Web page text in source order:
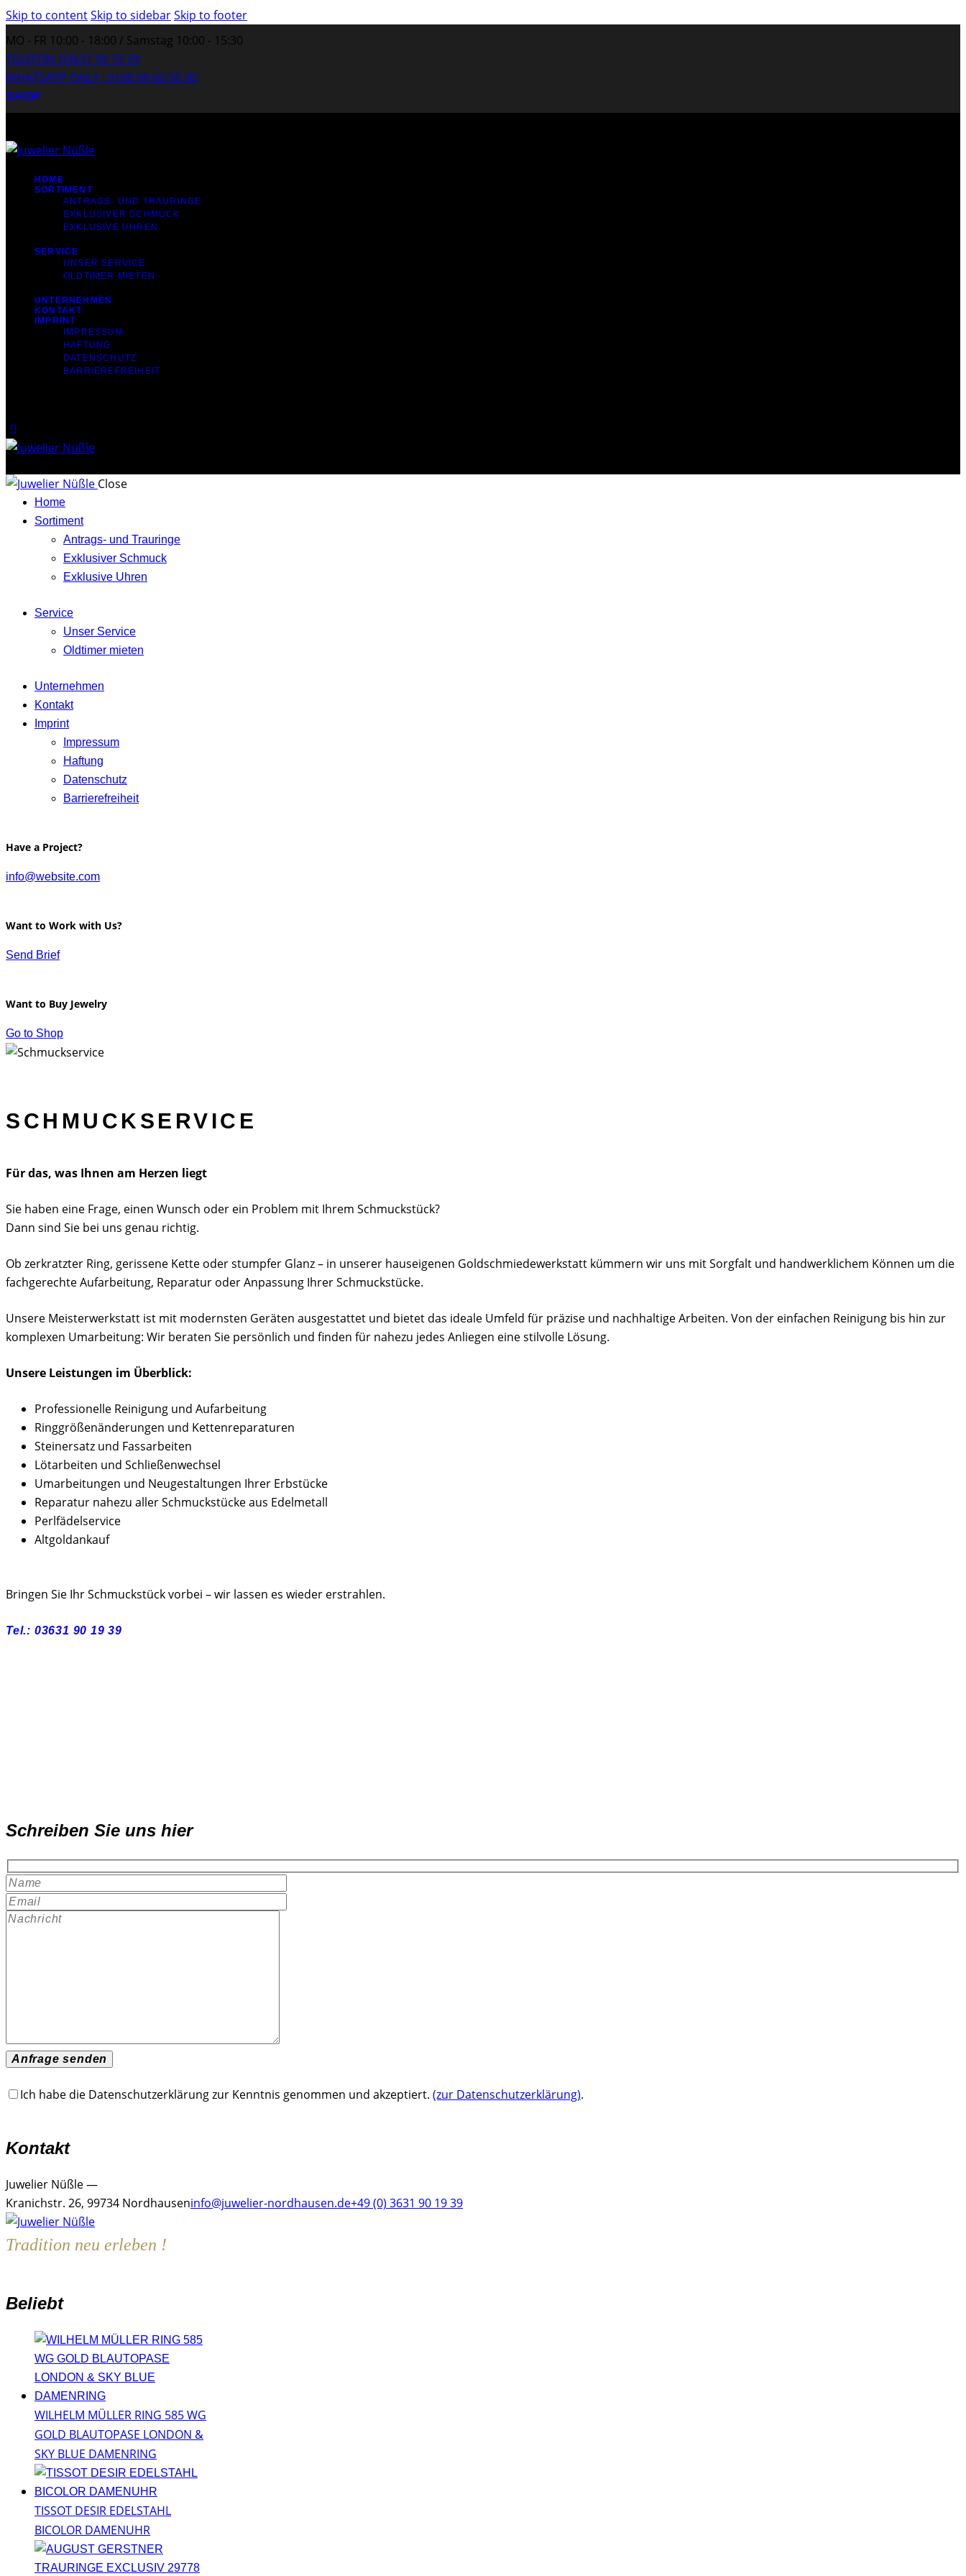
Skip to contentSkip to sidebarSkip to footer
MO - FR 10:00 - 18:00 / Samstag 10:00 - 15:30
TELEFON: 03631 90 19 39
WHATSAPP ONLY : 0160 99 60 50 30
SHOP
HOME
SORTIMENT
ANTRAGS- UND TRAURINGE
EXKLUSIVER SCHMUCK
EXKLUSIVE UHREN
SERVICE
UNSER SERVICE
OLDTIMER MIETEN
UNTERNEHMEN
KONTAKT
IMPRINT
IMPRESSUM
HAFTUNG
DATENSCHUTZ
BARRIEREFREIHEIT
Close
Home
Sortiment
Antrags- und Trauringe
Exklusiver Schmuck
Exklusive Uhren
Service
Unser Service
Oldtimer mieten
Unternehmen
Kontakt
Imprint
Impressum
Haftung
Datenschutz
Barrierefreiheit
Have a Project?
info@website.com
Want to Work with Us?
Send Brief
Want to Buy Jewelry
Go to Shop
SCHMUCKSERVICE
Für das, was Ihnen am Herzen liegt
Sie haben eine Frage, einen Wunsch oder ein Problem mit Ihrem Schmuckstück?
Dann sind Sie bei uns genau richtig.
Ob zerkratzter Ring, gerissene Kette oder stumpfer Glanz – in unserer hauseigenen Goldschmiedewerkstatt kümmern wir uns mit Sorgfalt und handwerklichem Können um die
fachgerechte Aufarbeitung, Reparatur oder Anpassung Ihrer Schmuckstücke.
Unsere Meisterwerkstatt ist mit modernsten Geräten ausgestattet und bietet das ideale Umfeld für präzise und nachhaltige Arbeiten. Von der einfachen Reinigung bis hin zur
komplexen Umarbeitung: Wir beraten Sie persönlich und finden für nahezu jedes Anliegen eine stilvolle Lösung.
Unsere Leistungen im Überblick:
Professionelle Reinigung und Aufarbeitung
Ringgrößenänderungen und Kettenreparaturen
Steinersatz und Fassarbeiten
Lötarbeiten und Schließenwechsel
Umarbeitungen und Neugestaltungen Ihrer Erbstücke
Reparatur nahezu aller Schmuckstücke aus Edelmetall
Perlfädelservice
Altgoldankauf
Bringen Sie Ihr Schmuckstück vorbei – wir lassen es wieder erstrahlen.
Tel.: 03631 90 19 39
Schreiben Sie uns hier
Ich habe die Datenschutzerklärung zur Kenntnis genommen und akzeptiert. (zur Datenschutzerklärung).
Kontakt
Juwelier Nüßle —
Kranichstr. 26, 99734 Nordhauseninfo@juwelier-nordhausen.de+49 (0) 3631 90 19 39
Tradition neu erleben !
Beliebt
WILHELM MÜLLER RING 585 WG
GOLD BLAUTOPASE LONDON &
SKY BLUE DAMENRING
TISSOT DESIR EDELSTAHL
BICOLOR DAMENUHR